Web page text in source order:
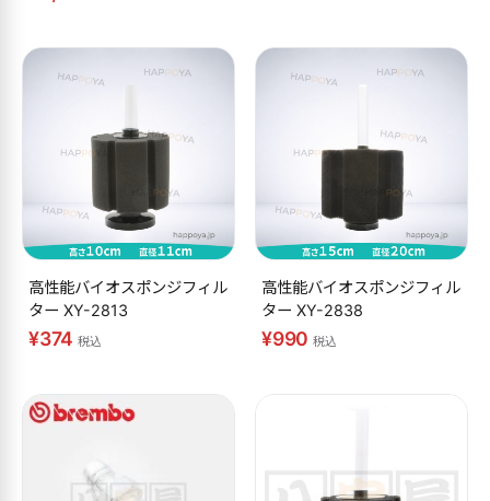
高性能バイオスポンジフィル
ター XY-2813
¥374税込
高性能バイオスポンジフィル
ター XY-2838
¥990税込